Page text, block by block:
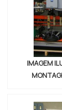
IMAGEM